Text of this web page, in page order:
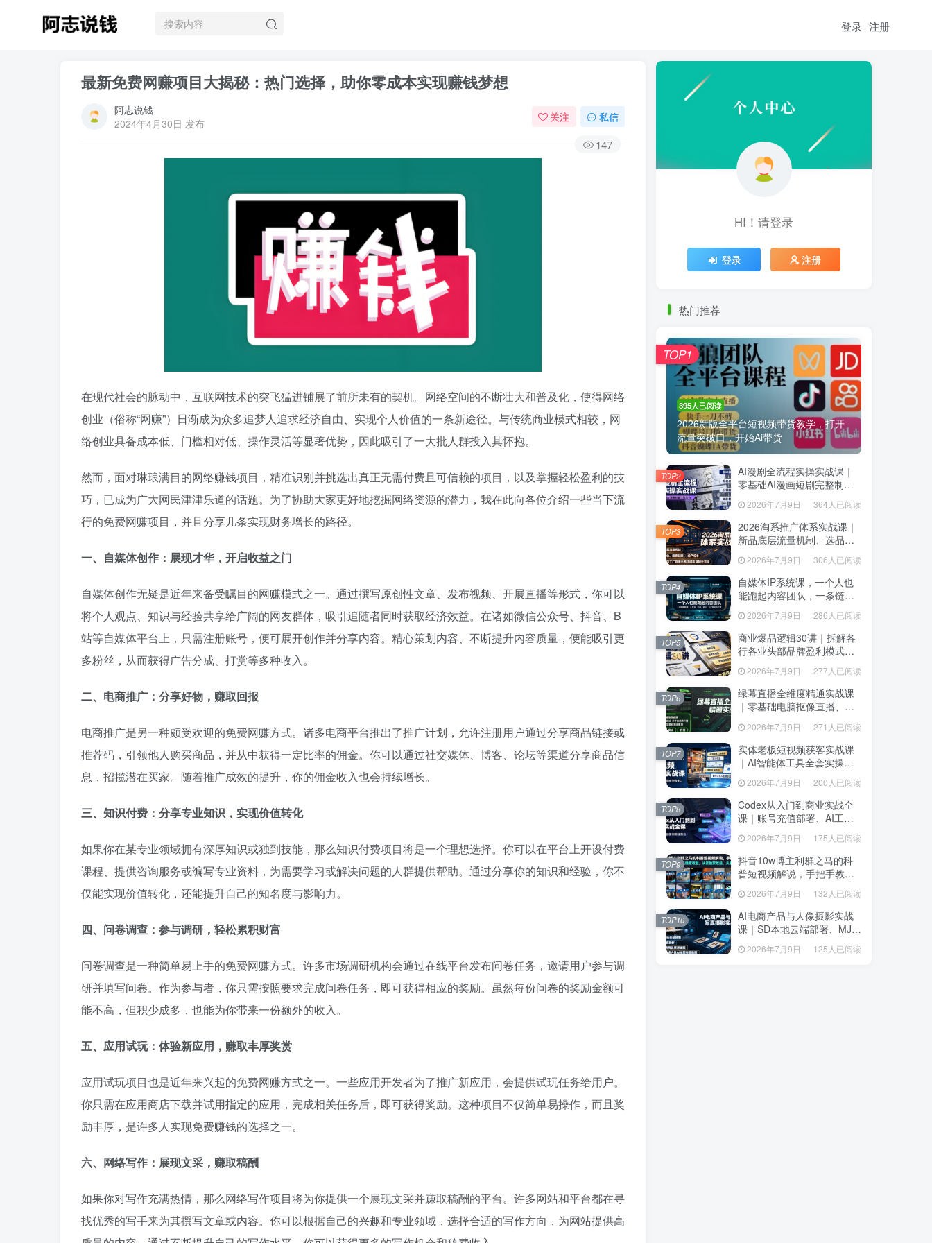
登录 注册
最新免费网赚项目大揭秘：热门选择，助你零成本实现赚钱梦想
阿志说钱
2024年4月30日 发布
关注 私信
147
在现代社会的脉动中，互联网技术的突飞猛进铺展了前所未有的契机。网络空间的不断壮大和普及化，使得网络
创业（俗称“网赚”）日渐成为众多追梦人追求经济自由、实现个人价值的一条新途径。与传统商业模式相较，网
络创业具备成本低、门槛相对低、操作灵活等显著优势，因此吸引了一大批人群投入其怀抱。
然而，面对琳琅满目的网络赚钱项目，精准识别并挑选出真正无需付费且可信赖的项目，以及掌握轻松盈利的技
巧，已成为广大网民津津乐道的话题。为了协助大家更好地挖掘网络资源的潜力，我在此向各位介绍一些当下流
行的免费网赚项目，并且分享几条实现财务增长的路径。
一、自媒体创作：展现才华，开启收益之门
自媒体创作无疑是近年来备受瞩目的网赚模式之一。通过撰写原创性文章、发布视频、开展直播等形式，你可以
将个人观点、知识与经验共享给广阔的网友群体，吸引追随者同时获取经济效益。在诸如微信公众号、抖音、B
站等自媒体平台上，只需注册账号，便可展开创作并分享内容。精心策划内容、不断提升内容质量，便能吸引更
多粉丝，从而获得广告分成、打赏等多种收入。
二、电商推广：分享好物，赚取回报
电商推广是另一种颇受欢迎的免费网赚方式。诸多电商平台推出了推广计划，允许注册用户通过分享商品链接或
推荐码，引领他人购买商品，并从中获得一定比率的佣金。你可以通过社交媒体、博客、论坛等渠道分享商品信
息，招揽潜在买家。随着推广成效的提升，你的佣金收入也会持续增长。
三、知识付费：分享专业知识，实现价值转化
如果你在某专业领域拥有深厚知识或独到技能，那么知识付费项目将是一个理想选择。你可以在平台上开设付费
课程、提供咨询服务或编写专业资料，为需要学习或解决问题的人群提供帮助。通过分享你的知识和经验，你不
仅能实现价值转化，还能提升自己的知名度与影响力。
四、问卷调查：参与调研，轻松累积财富
问卷调查是一种简单易上手的免费网赚方式。许多市场调研机构会通过在线平台发布问卷任务，邀请用户参与调
研并填写问卷。作为参与者，你只需按照要求完成问卷任务，即可获得相应的奖励。虽然每份问卷的奖励金额可
能不高，但积少成多，也能为你带来一份额外的收入。
五、应用试玩：体验新应用，赚取丰厚奖赏
应用试玩项目也是近年来兴起的免费网赚方式之一。一些应用开发者为了推广新应用，会提供试玩任务给用户。
你只需在应用商店下载并试用指定的应用，完成相关任务后，即可获得奖励。这种项目不仅简单易操作，而且奖
励丰厚，是许多人实现免费赚钱的选择之一。
六、网络写作：展现文采，赚取稿酬
如果你对写作充满热情，那么网络写作项目将为你提供一个展现文采并赚取稿酬的平台。许多网站和平台都在寻
找优秀的写手来为其撰写文章或内容。你可以根据自己的兴趣和专业领域，选择合适的写作方向，为网站提供高
HI！请登录
登录 注册
热门推荐
395人已阅读
2026新版全平台短视频带货教学，打开
流量突破口，开始Ai带货
TOP1
AI漫剧全流程实操实战课｜
零基础AI漫画短剧完整制
作、脚本出图成片全链路落
2026年7月9日 364人已阅读
TOP2
2026淘系推广体系实战课｜
新品底层流量机制、选品定
位、搜索起量、投产控本、
新店老店工厂商家分赛道爆
款全流程
2026年7月9日 306人已阅读
TOP3
自媒体IP系统课，一个人也
能跑起内容团队，一条链路
跑通，从定位、热点、表
达、生产到发布托管
2026年7月9日 286人已阅读
TOP4
商业爆品逻辑30讲｜拆解各
行各业头部品牌盈利模式，
吃透爆品打造、低成本传
播、长效变现全套商业思维
课
2026年7月9日 277人已阅读
TOP5
绿幕直播全维度精通实战课
｜零基础电脑抠像直播、
OBS高阶调试、多平台高清
开播、直播间视觉美化落地
教程
2026年7月9日 271人已阅读
TOP6
实体老板短视频获客实战课
｜AI智能体工具全套实操、
门店IP打造、爆款变现选
题、数字人无人出镜引流完
整教程
2026年7月9日 200人已阅读
TOP7
Codex从入门到商业实战全
课｜账号充值部署、AI工具
联动、核心功能精讲、自动
化搭建、全站项目开发零基
础教程
2026年7月9日 175人已阅读
TOP8
抖音10w博主利群之马的科
普短视频解说，手把手教你
解锁伙伴计划+精选独家收
益，从素材到成片全流程
2026年7月9日 132人已阅读
TOP9
AI电商产品与人像摄影实战
课｜SD本地云端部署、MJ全
套操作、多品类商品商用出
图、创意风格人像AI绘图完
2026年7月9日 125人已阅读
TOP10
HI！请登录
登录 注册
热门推荐
395人已阅读
2026新版全平台短视频带货教学，打开
流量突破口，开始Ai带货
TOP1
AI漫剧全流程实操实战课｜
零基础AI漫画短剧完整制
作、脚本出图成片全链路落
地教程
2026年7月9日 364人已阅读
TOP2
2026淘系推广体系实战课｜
新品底层流量机制、选品定
位、搜索起量、投产控本、
新店老店工厂商家分赛道爆
款全流程
2026年7月9日 306人已阅读
TOP3
自媒体IP系统课，一个人也
能跑起内容团队，一条链路
跑通，从定位、热点、表
达、生产到发布托管
2026年7月9日 286人已阅读
TOP4
商业爆品逻辑30讲｜拆解各
行各业头部品牌盈利模式，
吃透爆品打造、低成本传
播、长效变现全套商业思维
课
2026年7月9日 277人已阅读
TOP5
绿幕直播全维度精通实战课
｜零基础电脑抠像直播、
开播、直播间视觉美化落地
教程
2026年7月9日 271人已阅读
TOP6
实体老板短视频获客实战课
｜AI智能体工具全套实操、
题、数字人无人出镜引流完
整教程
2026年7月9日 200人已阅读
TOP7
Codex从入门到商业实战全
课｜账号充值部署、AI工具
化搭建、全站项目开发零基
础教程
2026年7月9日 175人已阅读
TOP8
抖音10w博主利群之马的科
普短视频解说，手把手教你
益，从素材到成片全流程
2026年7月9日 132人已阅读
TOP9
AI电商产品与人像摄影实战
课｜SD本地云端部署、MJ全
图、创意风格人像AI绘图完
2026年7月9日 125人已阅读
TOP10